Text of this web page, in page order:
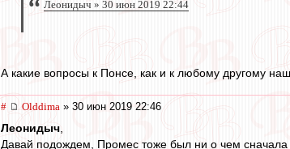
Леонидыч » 30 июн 2019 22:44
А какие вопросы к Понсе, как и к любому другому
# Olddima » 30 июн 2019 22:46
Леонидыч
Давай подождем, Промес тоже был ни о чем сначала